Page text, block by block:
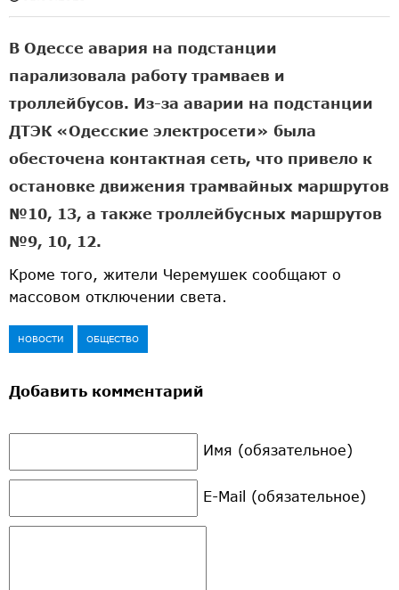
В Одессе авария на подстанции
парализовала работу трамваев и
троллейбусов. Из-за аварии на подстанции
ДТЭК «Одесские электросети» была
обесточена контактная сеть, что привело к
остановке движения трамвайных маршрутов
№10, 13, а также троллейбусных маршрутов
№9, 10, 12.
Кроме того, жители Черемушек сообщают о
массовом отключении света.
НОВОСТИ ОБЩЕСТВО
Добавить комментарий
Имя (обязательное)
E-Mail (обязательное)